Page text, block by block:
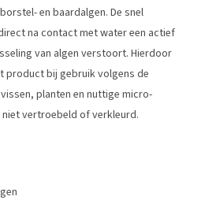
en baardalgen. De snel
na contact met water een actief
van algen verstoort. Hierdoor
product bij gebruik volgens de
planten en nuttige micro-
vertroebeld of verkleurd.